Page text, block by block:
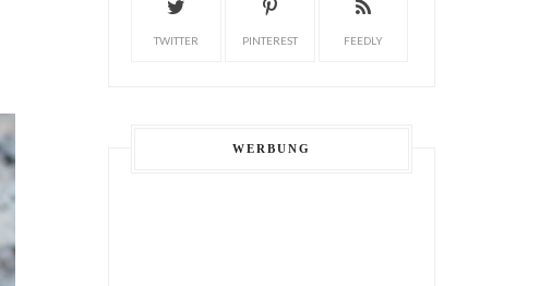
TWITTER PINTEREST FEEDLY
WERBUNG